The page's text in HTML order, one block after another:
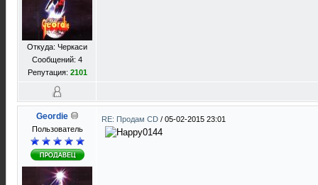
Откуда: Черкаси
Сообщений: 4
Репутация: 2101
Geordie
Пользователь
RE: Продам CD / 05-02-2015 23:01